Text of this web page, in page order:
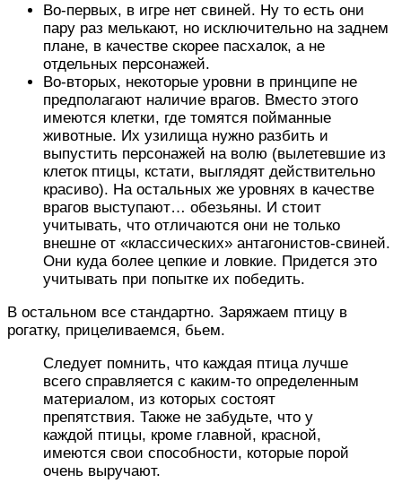
Во-первых, в игре нет свиней. Ну то есть они
пару раз мелькают, но исключительно на заднем
плане, в качестве скорее пасхалок, а не
отдельных персонажей.
Во-вторых, некоторые уровни в принципе не
предполагают наличие врагов. Вместо этого
имеются клетки, где томятся пойманные
животные. Их узилища нужно разбить и
выпустить персонажей на волю (вылетевшие из
клеток птицы, кстати, выглядят действительно
красиво). На остальных же уровнях в качестве
врагов выступают… обезьяны. И стоит
учитывать, что отличаются они не только
внешне от «классических» антагонистов-свиней.
Они куда более цепкие и ловкие. Придется это
учитывать при попытке их победить.
В остальном все стандартно. Заряжаем птицу в
рогатку, прицеливаемся, бьем.
Следует помнить, что каждая птица лучше
всего справляется с каким-то определенным
материалом, из которых состоят
препятствия. Также не забудьте, что у
каждой птицы, кроме главной, красной,
имеются свои способности, которые порой
очень выручают.